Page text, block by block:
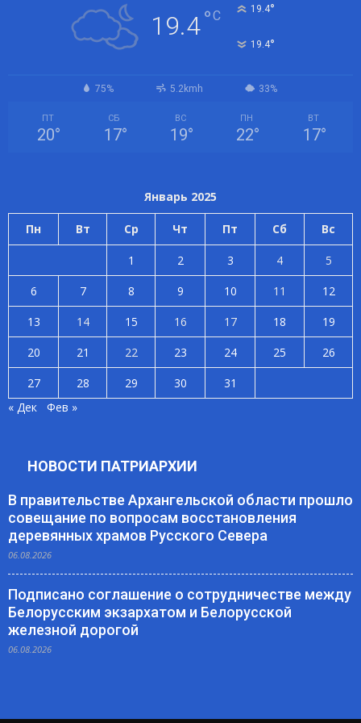
19.4°C 19.4°
19.4°
75% 5.2kmh 33%
ПТ
20°
СБ
17°
ВС
19°
ПН
22°
ВТ
17°
Январь 2025
Пн Вт Ср Чт Пт Сб Вс
1 2 3 4
5
6
7 8 9 10 11
12
13
14 15 16 17 18
19
20
21 22 23 24 25
26
27
28 29 30
31
« Дек
Фев »
НОВОСТИ ПАТРИАРХИИ
В правительстве Архангельской области прошло
совещание по вопросам восстановления
деревянных храмов Русского Севера
06.08.2026
Подписано соглашение о сотрудничестве между
Белорусским экзархатом и Белорусской
железной дорогой
06.08.2026